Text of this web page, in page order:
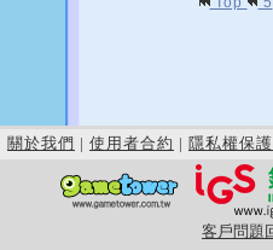
關於我們 | 使用者合約 | 隱私權保護
客戶問題